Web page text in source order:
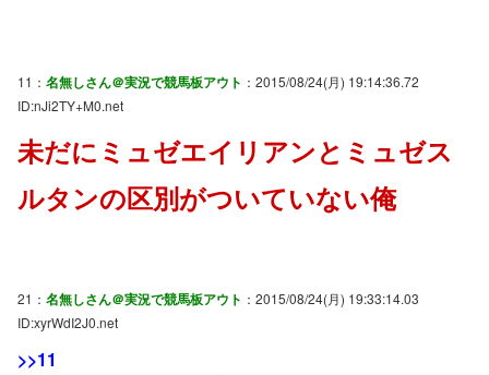
11： 名無しさん＠実況で競馬板アウト ：2015/08/24(月) 19:14:36.72
ID:nJi2TY+M0.net
未だにミュゼエイリアンとミュゼス
ルタンの区別がついていない俺
21： 名無しさん＠実況で競馬板アウト ：2015/08/24(月) 19:33:14.03
ID:xyrWdI2J0.net
>>11